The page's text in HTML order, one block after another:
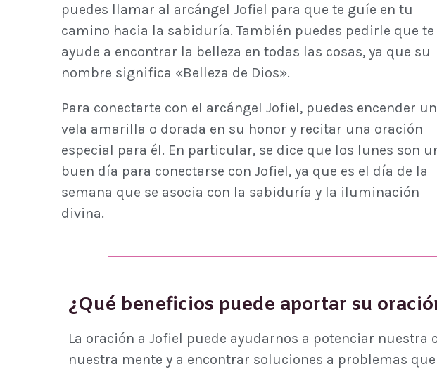
puedes llamar al arcángel Jofiel para que te guíe en tu
camino hacia la sabiduría. También puedes pedirle que te
ayude a encontrar la belleza en todas las cosas, ya que su
nombre significa «Belleza de Dios».
Para conectarte con el arcángel Jofiel, puedes encender
vela amarilla o dorada en su honor y recitar una oración
especial para él. En particular, se dice que los lunes son
buen día para conectarse con Jofiel, ya que es el día de la
semana que se asocia con la sabiduría y la iluminación
divina.
¿Qué beneficios puede aportar su
La oración a Jofiel puede ayudarnos a potenciar
nuestra mente y a encontrar soluciones a problemas